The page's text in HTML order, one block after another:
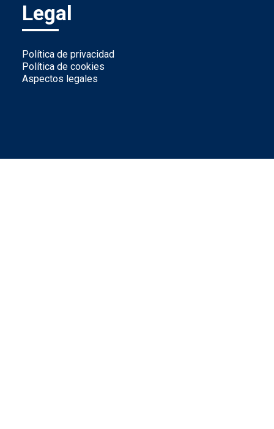
Legal
Política de privacidad
Política de cookies
Aspectos legales